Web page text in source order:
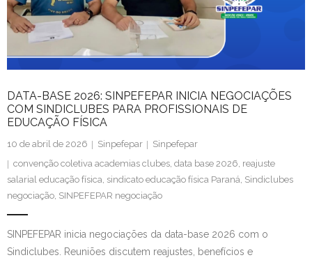
Contato
DATA-BASE 2026: SINPEFEPAR INICIA NEGOCIAÇÕES
COM SINDICLUBES PARA PROFISSIONAIS DE
EDUCAÇÃO FÍSICA
10 de abril de 2026 Sinpefepar
Sinpefepar
convenção coletiva academias clubes, data base 2026, reajuste
salarial educação física, sindicato educação física Paraná, Sindiclubes
negociação, SINPEFEPAR negociação
SINPEFEPAR inicia negociações da data-base 2026 com o
Sindiclubes. Reuniões discutem reajustes, benefícios e